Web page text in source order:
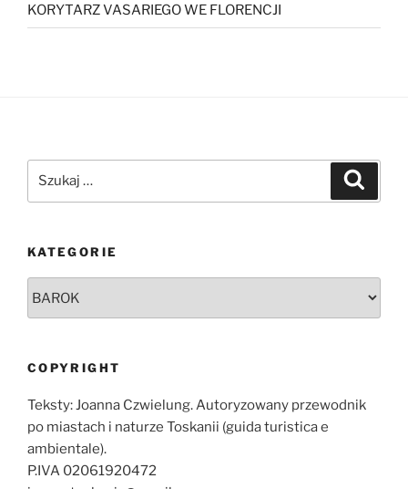
KORYTARZ VASARIEGO WE FLORENCJI
KATEGORIE
COPYRIGHT
Teksty: Joanna Czwielung. Autoryzowany przewodnik
po miastach i naturze Toskanii (guida turistica e
ambientale).
P.IVA 02061920472